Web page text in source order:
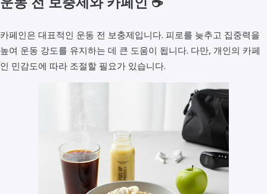
카페인은 대표적인 운동 전 보충제입니다. 피로를 늦추고 집중력을
높여 운동 강도를 유지하는 데 큰 도움이 됩니다. 다만, 개인의 카페
인 민감도에 따라 조절할 필요가 있습니다.